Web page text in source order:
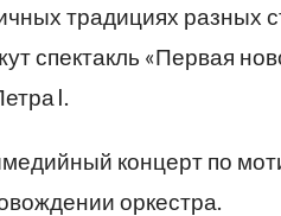
традициях разных
спектакль «Первая
I.
концерт по
оркестра.